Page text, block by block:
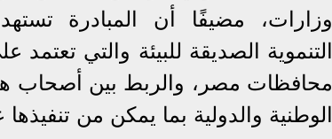
وزارات، مضيفًا أن المبادرة
التنموية الصديقة للبيئة والتي تعتمد
محافظات مصر، والربط بين أصحاب
الوطنية والدولية بما يمكن من